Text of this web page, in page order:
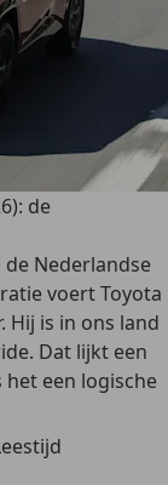
de
de Nederlandse
voert Toyota
Hij is in ons land
Dat lijkt een
een logische